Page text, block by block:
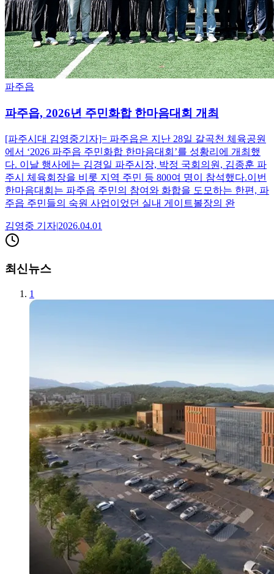
파주읍
파주읍, 2026년 주민화합 한마음대회 개최
[파주시대 김영중기자]= 파주읍은 지난 28일 갈곡천 체육공원
에서 ‘2026 파주읍 주민화합 한마음대회’를 성황리에 개최했
다. 이날 행사에는 김경일 파주시장, 박정 국회의원, 김종훈 파
주시 체육회장을 비롯 지역 주민 등 800여 명이 참석했다.이번
한마음대회는 파주읍 주민의 참여와 화합을 도모하는 한편, 파
주읍 주민들의 숙원 사업이었던 실내 게이트볼장의 완
김영중 기자|2026.04.01
최신뉴스
1